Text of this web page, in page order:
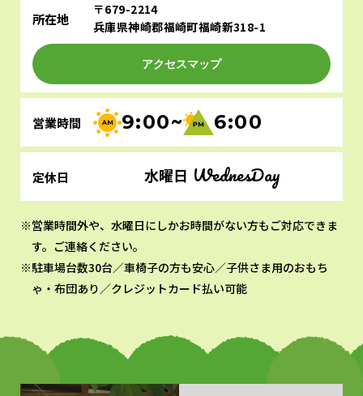
所在地
〒679-2214
兵庫県神崎郡福崎町福崎新318-1
アクセスマップ
営業時間 9:00~ 6:00
定休日 水曜日 WednesDay
営業時間外や、水曜日にしかお時間がない方もご対応できま
す。ご連絡ください。
駐車場台数30台／車椅子の方も安心／子供さま用のおもち
ゃ・布団あり／クレジットカード払い可能